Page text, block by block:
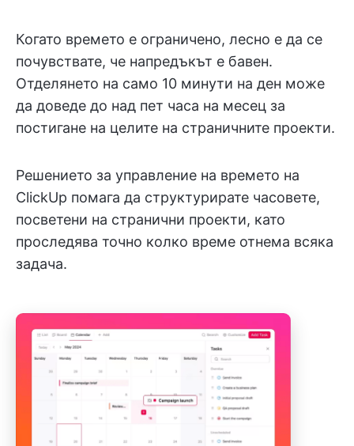
Когато времето е ограничено, лесно е да се
почувствате, че напредъкът е бавен.
Отделянето на само 10 минути на ден може
да доведе до над пет часа на месец за
постигане на целите на страничните проекти.
Решението за управление на времето на
ClickUp помага да структурирате часовете,
посветени на странични проекти, като
проследява точно колко време отнема всяка
задача.